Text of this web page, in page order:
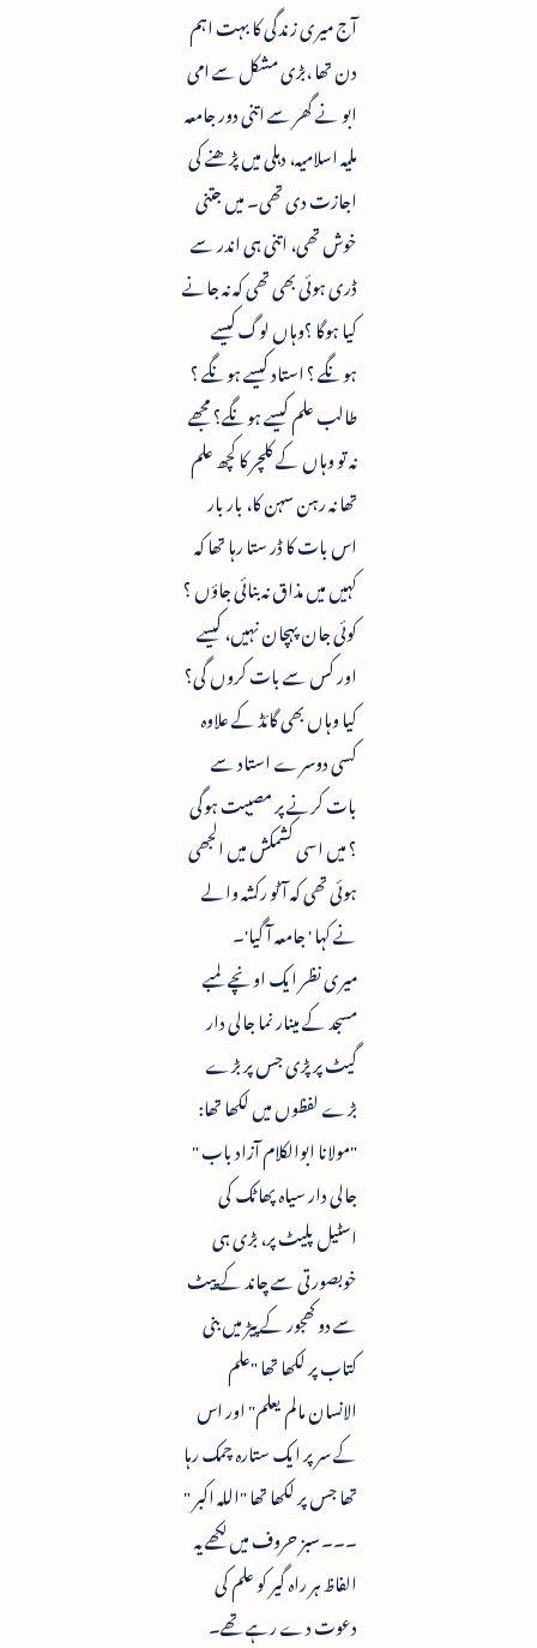
آج میری زندگی کا بہت اہم
دن تھا ،بڑی مشکل سے امی
ابو نے گھر سے اتنی دور جامعہ
ملیہ اسلامیہ، دہلی میں پڑھنے کی
اجازت دی تھی۔ میں جتنی
خوش تھی، اتنی ہی اندر سے
ڈری ہوئی بھی تھی کہ نہ جانے
کیا ہوگا ؟وہاں لوگ کیسے
ہونگے ؟ استاد کیسے ہونگے ؟
طالب علم کیسے ہونگے؟ مجھے
نہ تو وہاں کے کلچر کا کچھ علم
تھا نہ رہن سہن کا، بار بار
اس بات کا ڈر ستا رہا تھا کہ
کہیں میں مذاق نہ بنائی جاؤں ؟
کوئی جان پہچان نہیں، کیسے
اور کس سے بات کروں گی؟
کیا وہاں بھی گائڈ کے علاوہ
کسی دوسرے استاد سے
بات کرنے پر مصیبت ہوگی
؟ میں اسی کشمکش میں الجھی
ہوئی تھی کہ آٹو رکشہ والے
نے کہا ' جامعہ آ گیا'۔
میری نظر ایک اونچے لمبے
مسجد کے مینار نما جالی دار
گیٹ پر پڑی جس پر بڑے
بڑے لفظوں میں لکھا تھا:
"مولانا ابوالکلام آزاد باب "
جالی دار سیاہ پھاٹک کی
اسٹیل پلیٹ پر، بڑی ہی
خوبصورتی سے چاند کے پیٹ
سے دو کھجور کے پیڑ میں بنی
کتاب پر لکھا تھا "علم
الانسان مالم یعلم" اور اس
کے سر پر ایک ستارہ چمک رہا
تھا جس پر لکھا تھا "اللہ اکبر "
۔۔۔ سبز حروف میں لکھے یہ
الفاظ ہر راہ گیر کو علم کی
دعوت دے رہے تھے۔